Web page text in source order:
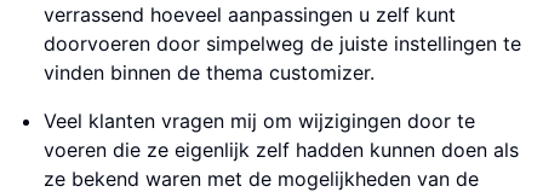
verrassend hoeveel aanpassingen u zelf kunt
doorvoeren door simpelweg de juiste instellingen te
vinden binnen de thema customizer.
Veel klanten vragen mij om wijzigingen door te
voeren die ze eigenlijk zelf hadden kunnen doen als
ze bekend waren met de mogelijkheden van de